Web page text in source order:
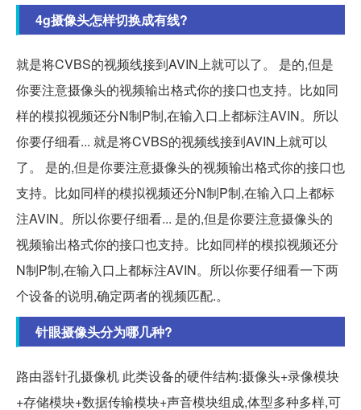
4g摄像头怎样切换成有线?
就是将CVBS的视频线接到AVIN上就可以了。 是的,但是
你要注意摄像头的视频输出格式你的接口也支持。比如同
样的模拟视频还分N制P制,在输入口上都标注AVIN。所以
你要仔细看... 就是将CVBS的视频线接到AVIN上就可以
了。 是的,但是你要注意摄像头的视频输出格式你的接口也
支持。比如同样的模拟视频还分N制P制,在输入口上都标
注AVIN。所以你要仔细看... 是的,但是你要注意摄像头的
视频输出格式你的接口也支持。比如同样的模拟视频还分
N制P制,在输入口上都标注AVIN。所以你要仔细看一下两
个设备的说明,确定两者的视频匹配.。
针眼摄像头分为哪几种?
路由器针孔摄像机 此类设备的硬件结构:摄像头+录像模块
+存储模块+数据传输模块+声音模块组成,体型多种多样,可